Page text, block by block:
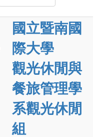
國立暨南國
際大學
觀光休閒與
餐旅管理學
系觀光休閒
組